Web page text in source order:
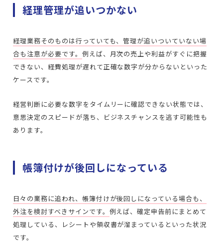
経理管理が追いつかない
経理業務そのものは行っていても、管理が追いついていない場
合も注意が必要です。 例えば、月次の売上や利益がすぐに把握
できない、経費処理が遅れて正確な数字が分からないといった
ケースです。
経営判断に必要な数字をタイムリーに確認できない状態では、
意思決定のスピードが落ち、ビジネスチャンスを逃す可能性も
あります。
帳簿付けが後回しになっている
日々の業務に追われ、帳簿付けが後回しになっている場合も、
外注を検討すべきサインです。 例えば、確定申告前にまとめて
処理している、レシートや領収書が溜まっているといった状況
です。